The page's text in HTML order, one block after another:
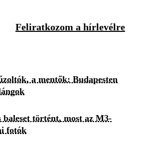
Feliratkozom a hírlevélre
a mentők: Budapesten
baleset történt, most az M3-
fotók